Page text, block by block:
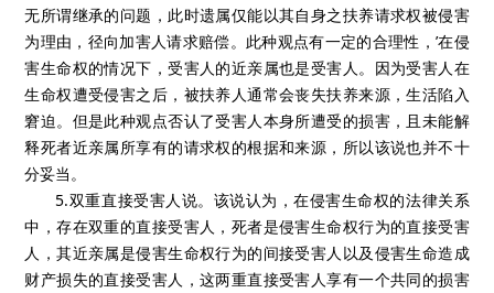
无所谓继承的问题，此时遗属仅能以其自身之扶养请求权被侵害
为理由，径向加害人请求赔偿。此种观点有一定的合理性，’在侵
害生命权的情况下，受害人的近亲属也是受害人。因为受害人在
生命权遭受侵害之后，被扶养人通常会丧失扶养来源，生活陷入
窘迫。但是此种观点否认了受害人本身所遭受的损害，且未能解
释死者近亲属所享有的请求权的根据和来源，所以该说也并不十
分妥当。
5.双重直接受害人说。该说认为，在侵害生命权的法律关系
中，存在双重的直接受害人，死者是侵害生命权行为的直接受害
人，其近亲属是侵害生命权行为的间接受害人以及侵害生命造成
财产损失的直接受害人，这两重直接受害人享有一个共同的损害